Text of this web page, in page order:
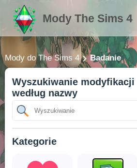
Mody The Sims 4
Mody do The Sims 4 Badanie
Wyszukiwanie modyfikacji
według nazwy
Kategorie